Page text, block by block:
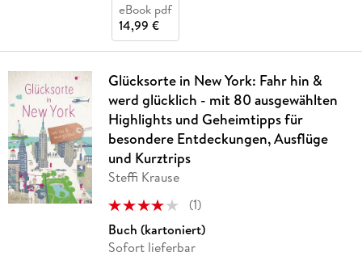
eBook pdf
14,99 €
Glücksorte in New York: Fahr hin &
werd glücklich - mit 80 ausgewählten
Highlights und Geheimtipps für
besondere Entdeckungen, Ausflüge
und Kurztrips
Steffi Krause
(1)
Buch (kartoniert)
Sofort lieferbar